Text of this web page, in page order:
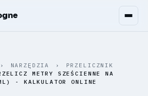
› NARZĘDZIA ›
PRZELICZNIK
METRY SZEŚCIENNE NA
- KALKULATOR ONLINE